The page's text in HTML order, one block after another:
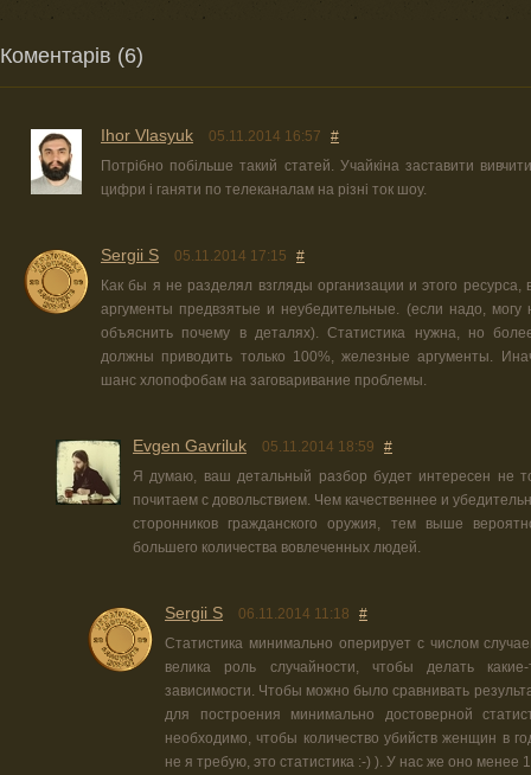
Коментарів (6)
Ihor Vlasyuk 05.11.2014 16:57
#
Потрібно побільше такий статей. Учайкіна заставити
цифри і ганяти по телеканалам на різні ток шоу.
Sergii S 05.11.2014 17:15
#
Как бы я не разделял взгляды организации и этого ресурса,
аргументы предвзятые и неубедительные. (если надо, могу
объяснить почему в деталях). Статистика нужна, но
должны приводить только 100%, железные аргументы.
шанс хлопофобам на заговаривание проблемы.
Evgen Gavriluk 05.11.2014 18:59
#
Я думаю, ваш детальный разбор будет интересен не
почитаем с довольствием. Чем качественнее и
сторонников гражданского оружия, тем выше
большего количества вовлеченных людей.
Sergii S 06.11.2014 11:18
#
Статистика минимально оперирует с числом
велика роль случайности, чтобы делать
зависимости. Чтобы можно было сравнивать
для построения минимально достоверной
необходимо, чтобы количество убийств женщин в
не я требую, это статистика :-) ). У нас же оно менее